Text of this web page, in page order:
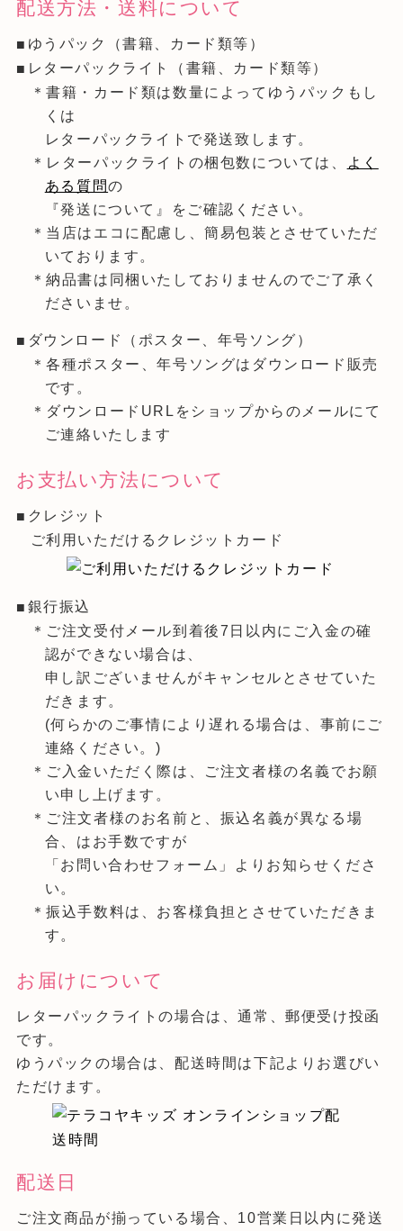
配送方法・送料について
ゆうパック（書籍、カード類等）
レターパックライト（書籍、カード類等）
＊書籍・カード類は数量によってゆうパックもし
くは
レターパックライトで発送致します。
＊レターパックライトの梱包数については、
よく
ある質問の
『発送について』をご確認ください。
＊当店はエコに配慮し、簡易包装とさせていただ
いております。
＊納品書は同梱いたしておりませんのでご了承く
ださいませ。
ダウンロード（ポスター、年号ソング）
＊各種ポスター、年号ソングはダウンロード販売
です。
＊ダウンロードURLをショップからのメールにて
ご連絡いたします
お支払い方法について
クレジット
ご利用いただけるクレジットカード
銀行振込
＊ご注文受付メール到着後7日以内にご入金の確
認ができない場合は、
申し訳ございませんがキャンセルとさせていた
だきます。
(何らかのご事情により遅れる場合は、事前にご
連絡ください。)
＊ご入金いただく際は、ご注文者様の名義でお願
い申し上げます。
＊ご注文者様のお名前と、振込名義が異なる場
合、はお手数ですが
「お問い合わせフォーム」よりお知らせくださ
い。
＊振込手数料は、お客様負担とさせていただきま
す。
お届けについて
レターパックライトの場合は、通常、郵便受け投函
です。
ゆうパックの場合は、配送時間は下記よりお選びい
ただけます。
配送日
ご注文商品が揃っている場合、10営業日以内に発送